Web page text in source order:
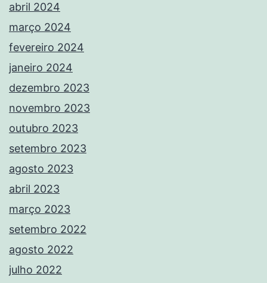
abril 2024
março 2024
fevereiro 2024
janeiro 2024
dezembro 2023
novembro 2023
outubro 2023
setembro 2023
agosto 2023
abril 2023
março 2023
setembro 2022
agosto 2022
julho 2022